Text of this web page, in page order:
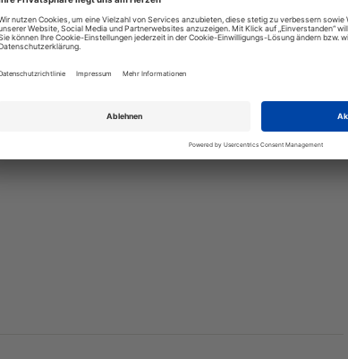
Verbindung zu Ihrem Freizeitfahrzeug. Sie ist mit
befestigt werden.